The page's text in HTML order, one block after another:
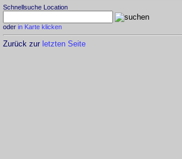
Schnellsuche Location
oder in Karte klicken
Zurück zur letzten Seite